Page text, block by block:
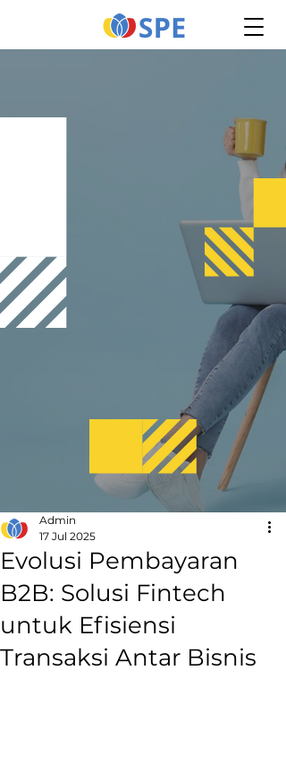
Evolusi Pembayaran
B2B: Solusi Fintech
untuk Efisiensi
Transaksi Antar Bisnis
Admin
17 Jul 2025